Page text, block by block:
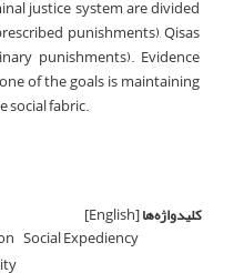
justice system are divided
punishments), Qisas
punishments). Evidence
of the goals is maintaining
social fabric.
کلیدواژه‌ها[English]
Social Expediency